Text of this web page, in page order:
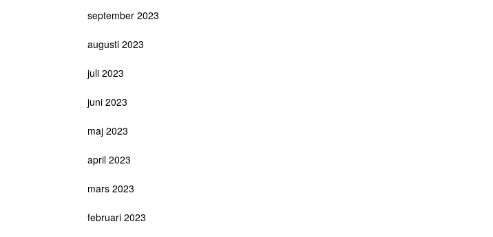
september 2023
augusti 2023
juli 2023
juni 2023
maj 2023
april 2023
mars 2023
februari 2023